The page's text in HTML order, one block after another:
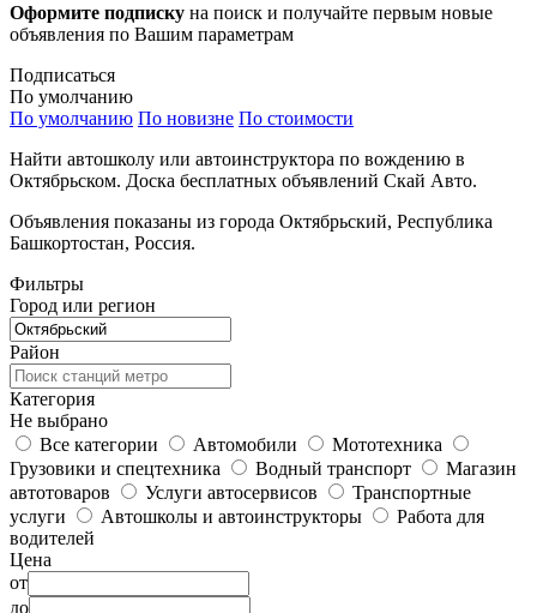
Оформите подписку на поиск и получайте первым новые
объявления по Вашим параметрам
Подписаться
По умолчанию
По умолчанию По новизне По стоимости
Найти автошколу или автоинструктора по вождению в
Октябрьском. Доска бесплатных объявлений Скай Авто.
Объявления показаны из города Октябрьский, Республика
Башкортостан, Россия.
Фильтры
Город или регион
Район
Категория
Не выбрано
Все категории
Автомобили
Мототехника
Грузовики и спецтехника
Водный транспорт
Магазин
автотоваров
Услуги автосервисов
Транспортные
услуги
Автошколы и автоинструкторы
Работа для
водителей
Цена
от
до